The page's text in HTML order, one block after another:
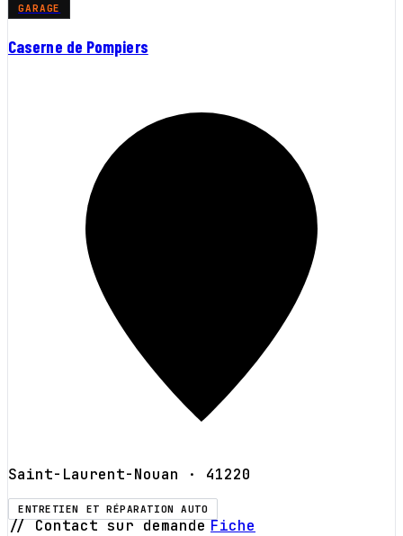
GARAGE
Caserne de Pompiers
Saint-Laurent-Nouan · 41220
ENTRETIEN ET RÉPARATION AUTO
// Contact sur demande Fiche